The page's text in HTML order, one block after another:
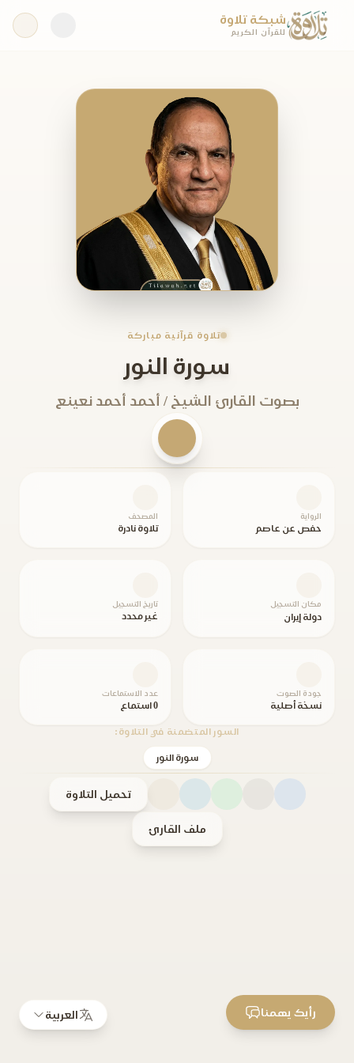
شبكة تلاوة
للقرآن الكريم
تلاوة قرآنية مباركة
سورة النور
بصوت القارئ الشيخ / أحمد أحمد نعينع
الرواية
حفص عن عاصم
المصحف
تلاوة نادرة
مكان التسجيل
دولة إيران
تاريخ التسجيل
غير محدد
جودة الصوت
نسخة أصلية
عدد الاستماعات
0 استماع
السور المتضمنة في التلاوة:
سورة النور
تحميل التلاوة
ملف القارئ
العربية رأيك يهمنا